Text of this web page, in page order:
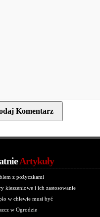
Artykuły
z pożyczkami
kieszeniowe i ich zastosowanie
w chlewie musi być
w Ogrodzie